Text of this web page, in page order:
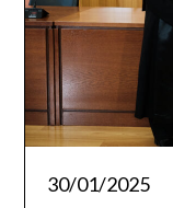
30/01/2025